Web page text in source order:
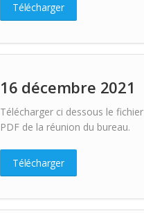
Télécharger
16 décembre 2021
Télécharger ci dessous le fichier
PDF de la réunion du bureau.
Télécharger